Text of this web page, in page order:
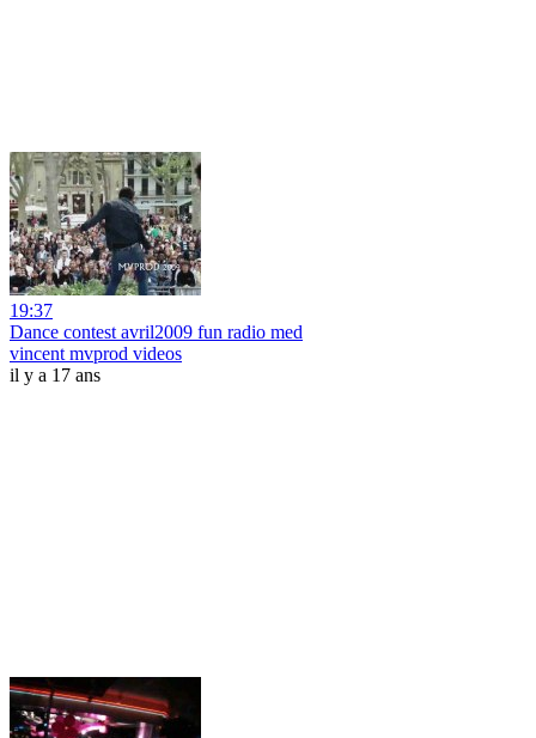
19:37
Dance contest avril2009 fun radio med
vincent mvprod videos
il y a 17 ans